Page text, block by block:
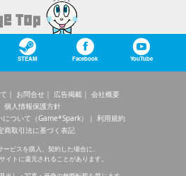
STEAM Facebook YouTube
お問合せ 広告掲載
会社概要
個人情報保護方針
ついて（Game*Spark）
利用規約
商取引法に基づく表記
ビスを購入、契約した場合に、
イトに還元されることがあります。